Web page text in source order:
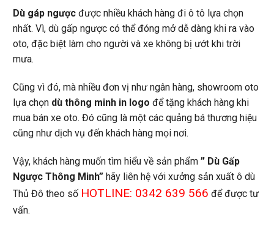
Dù gáp ngược được nhiều khách hàng đi ô tô lựa chọn
nhất. Vì, dù gấp ngược có thể đóng mở dễ dàng khi ra vào
oto, đặc biệt làm cho người và xe không bị ướt khi trời
mưa.
Cũng vì đó, mà nhiều đơn vị như ngân hàng, showroom oto
lựa chọn dù thông minh in logo để tặng khách hàng khi
mua bán xe oto. Đó cũng là một các quảng bá thương hiệu
cũng như dịch vụ đến khách hàng mọi nơi.
Vậy, khách hàng muốn tìm hiểu về sản phẩm ” Dù Gấp
Ngược Thông Minh” hãy liên hệ với xưởng sản xuất ô dù
Thủ Đô theo số HOTLINE: 0342 639 566 để được tư
vấn.